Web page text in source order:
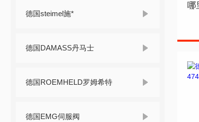
德国steimel施*
德国DAMASS丹马士
德国ROEMHELD罗姆希特
德国EMG伺服阀